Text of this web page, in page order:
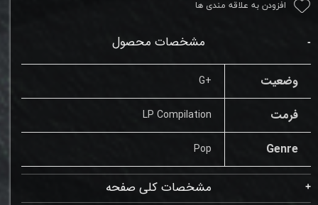
افزودن به علاقه مندی ها
مشخصات محصول
وضعیت +G
فرمت LP Compilation
Genre
Pop
مشخصات کلی صفحه